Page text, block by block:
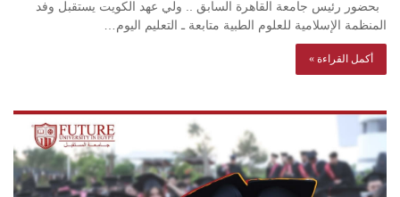
بحضور رئيس جامعة القاهرة السابق .. ولي عهد الكويت يستقبل وفد
المنظمة الإسلامية للعلوم الطبية متابعة ـ التعليم اليوم…
أكمل القراءة »